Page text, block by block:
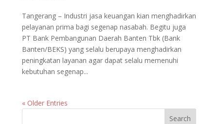
Tangerang – Industri jasa keuangan kian menghadirkan
pelayanan prima bagi segenap nasabah. Begitu juga
PT Bank Pembangunan Daerah Banten Tbk (Bank
Banten/BEKS) yang selalu berupaya menghadirkan
peningkatan layanan agar dapat selalu memenuhi
kebutuhan segenap...
« Older Entries